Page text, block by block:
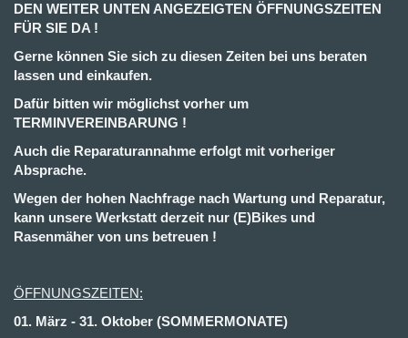
DEN WEITER UNTEN ANGEZEIGTEN ÖFFNUNGSZEITEN
FÜR SIE DA !
Gerne können Sie sich zu diesen Zeiten bei uns beraten
lassen und einkaufen.
Dafür bitten wir möglichst vorher um
TERMINVEREINBARUNG !
Auch die Reparaturannahme erfolgt mit vorheriger
Absprache.
Wegen der hohen Nachfrage nach Wartung und Reparatur,
kann unsere Werkstatt derzeit nur (E)Bikes und
Rasenmäher von uns betreuen !
ÖFFNUNGSZEITEN:
01. März - 31. Oktober (SOMMERMONATE)